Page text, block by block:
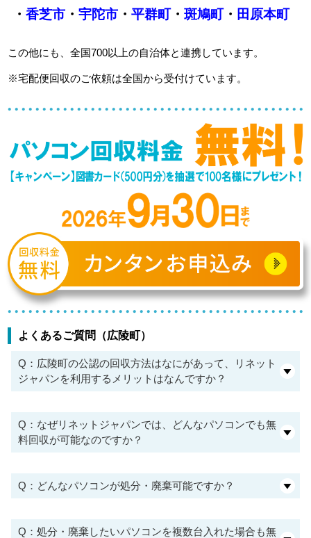
・ 香芝市・ 宇陀市・ 平群町・ 斑鳩町・ 田原本町
この他にも、全国700以上の自治体と連携しています。
※宅配便回収のご依頼は全国から受付けています。
よくあるご質問（広陵町）
Q：広陵町の公認の回収方法はなにがあって、リネット
ジャパンを利用するメリットはなんですか？
Q：なぜリネットジャパンでは、どんなパソコンでも無
料回収が可能なのですか？
Q：どんなパソコンが処分・廃棄可能ですか？
Q：処分・廃棄したいパソコンを複数台入れた場合も無